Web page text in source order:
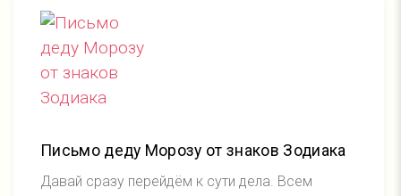
Письмо деду Морозу от знаков Зодиака
Давай сразу перейдём к сути дела. Всем